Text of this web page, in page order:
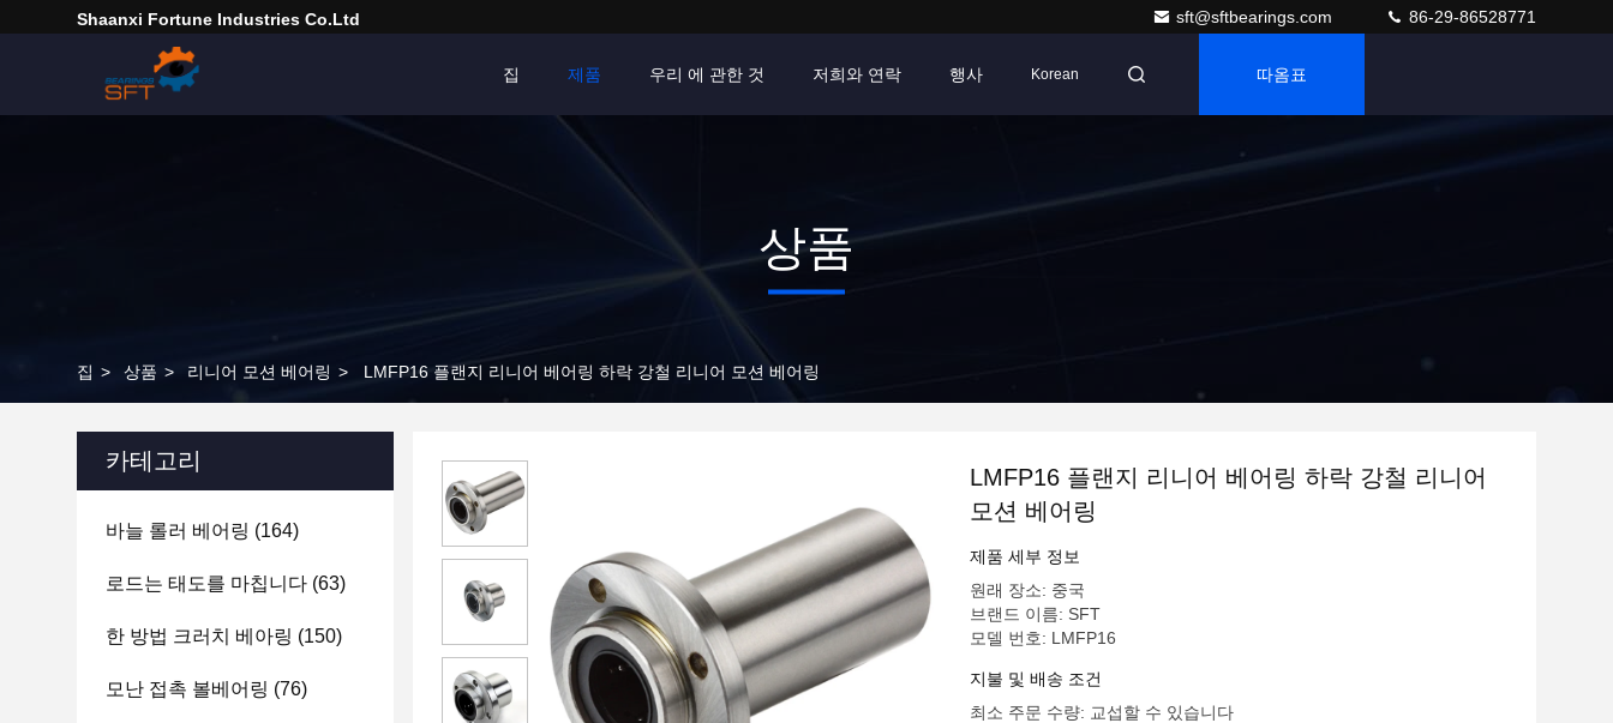
Shaanxi Fortune Industries Co.ltd sft@sftbearings.com 86-29-86528771
집 제품 우리 에 관한 것 저희와 연락 행사 Korean 따옴표
상품
집 > 상품 > 리니어 모션 베어링 > LMFP16 플랜지 리니어 베어링 하락 강철 리니어 모션 베어링
카테고리
바늘 롤러 베어링 (164)
로드는 태도를 마칩니다 (63)
한 방법 크러치 베아링 (150)
모난 접촉 볼베어링 (76)
LMFP16 플랜지 리니어 베어링 하락 강철 리니어
모션 베어링
제품 세부 정보
원래 장소: 중국
브랜드 이름: SFT
모델 번호: LMFP16
지불 및 배송 조건
최소 주문 수량: 교섭할 수 있습니다